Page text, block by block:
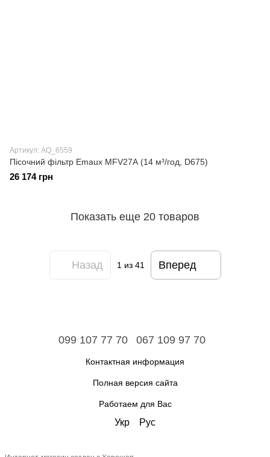
Артикул: AQ_6559
Пісочний фільтр Emaux MFV27А (14 м³/год, D675)
26 174 грн
Показать еще 20 товаров
Назад 1 из 41 Вперед
099 107 77 70 067 109 97 70
Контактная информация
Полная версия сайта
Работаем для Вас
Укр Рус